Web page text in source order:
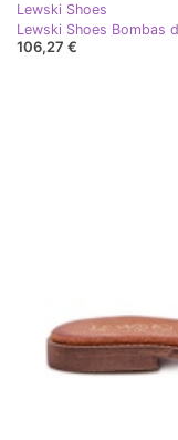
Lewski Shoes
Lewski Shoes Bombas
106,27 €